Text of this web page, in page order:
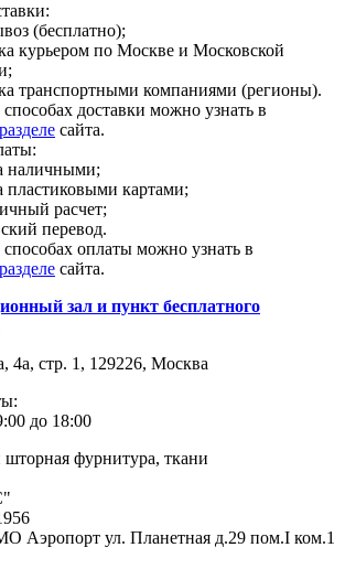
(бесплатно);
курьером по Москве и Московской
транспортными компаниями (регионы).
доставки можно узнать в
разделе сайта.
наличными;
пластиковыми картами;
расчет;
перевод.
оплаты можно узнать в
разделе сайта.
зал и пункт бесплатного
4а, стр. 1, 129226, Москва
до 18:00
фурнитура, ткани
Аэропорт ул. Планетная д.29 пом.I ком.1